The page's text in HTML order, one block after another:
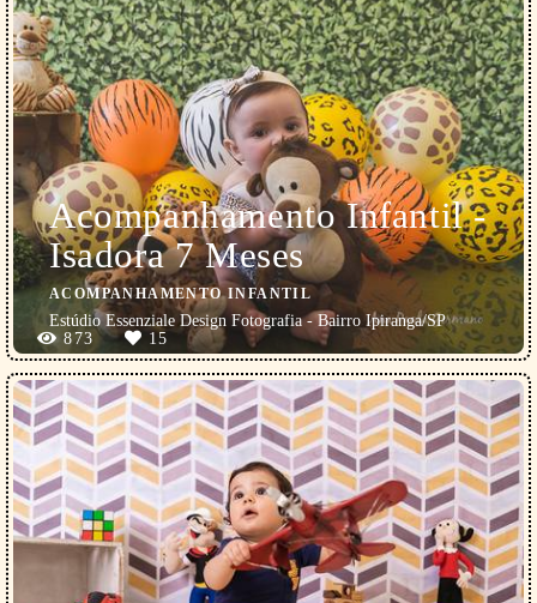
Acompanhamento Infantil -
Isadora 7 Meses
ACOMPANHAMENTO INFANTIL
Estúdio Essenziale Design Fotografia - Bairro Ipiranga/SP
873
15